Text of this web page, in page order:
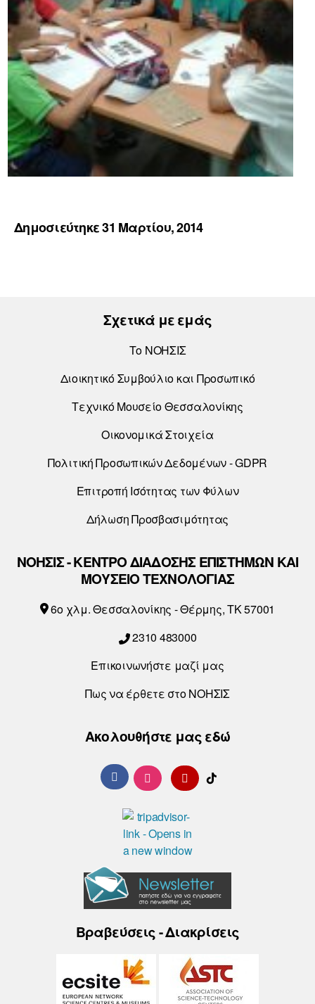
Δημοσιεύτηκε 31 Μαρτίου, 2014
Σχετικά με εμάς
Το ΝΟΗΣΙΣ
Διοικητικό Συμβούλιο και Προσωπικό
Τεχνικό Μουσείο Θεσσαλονίκης
Οικονομικά Στοιχεία
Πολιτική Προσωπικών Δεδομένων - GDPR
Επιτροπή Ισότητας των Φύλων
Δήλωση Προσβασιμότητας
ΝΟΗΣΙΣ - ΚΕΝΤΡΟ ΔΙΑΔΟΣΗΣ ΕΠΙΣΤΗΜΩΝ ΚΑΙ
ΜΟΥΣΕΙΟ ΤΕΧΝΟΛΟΓΙΑΣ
6o χλμ. Θεσσαλονίκης - Θέρμης, ΤΚ 57001
2310 483000
Επικοινωνήστε μαζί μας
Πως να έρθετε στο ΝΟΗΣΙΣ
Ακολουθήστε μας εδώ
Βραβεύσεις - Διακρίσεις